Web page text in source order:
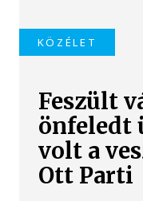
KÖZÉLET
Feszült
önfeledt
volt a
Ott Parti